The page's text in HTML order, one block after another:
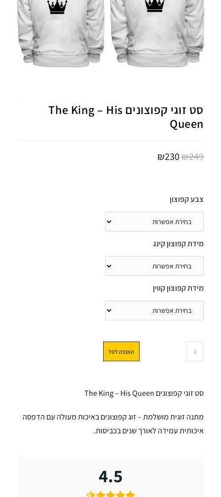
סט זוגי קפוצונים The King – His
Queen
₪249
₪230
צבע קפוצון
מידת קפוצון קינג
מידת קפוצון קווין
הוספה לסל
סט זוגי קפוצונים The King – His Queen
מתנה זוגית מושלמת – זוג קפוצונים באיכות מעולה עם הדפסה
איכותית עמידה לאורך שנים בכביסות.
4.5